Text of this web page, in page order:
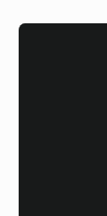
Aurora